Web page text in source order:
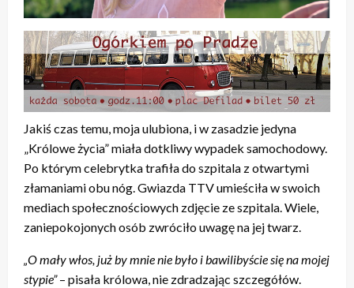
Jakiś czas temu, moja ulubiona, i w zasadzie jedyna
„Królowe życia” miała dotkliwy wypadek samochodowy.
Po którym celebrytka trafiła do szpitala z otwartymi
złamaniami obu nóg. Gwiazda TTV umieściła w swoich
mediach społecznościowych zdjęcie ze szpitala. Wiele,
zaniepokojonych osób zwróciło uwagę na jej twarz.
„O mały włos, już by mnie nie było i bawilibyście się na mojej
stypie”– pisała królowa, nie zdradzając szczegółów.